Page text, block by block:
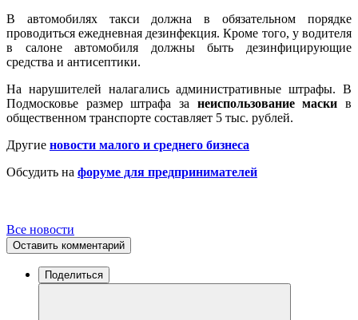
В автомобилях такси должна в обязательном порядке
проводиться ежедневная дезинфекция. Кроме того, у водителя
в салоне автомобиля должны быть дезинфицирующие
средства и антисептики.
На нарушителей налагались административные штрафы. В
Подмосковье размер штрафа за неиспользование маски в
общественном транспорте составляет 5 тыс. рублей.
Другие новости малого и среднего бизнеса
Обсудить на форуме для предпринимателей
Все новости
Оставить комментарий
Поделиться